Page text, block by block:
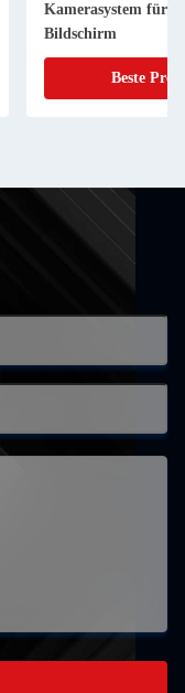
Kamerasystem für
Bildschirm
Beste